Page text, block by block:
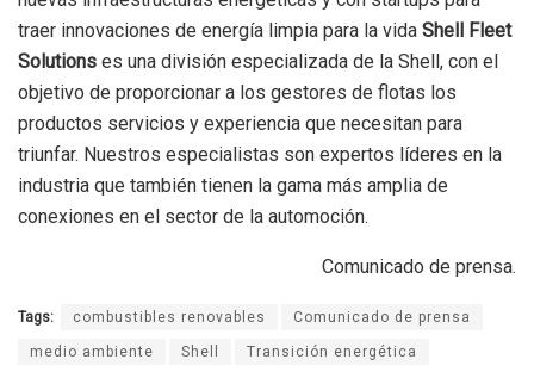
traer innovaciones de energía limpia para la vida Shell Fleet
Solutions es una división especializada de la Shell, con el
objetivo de proporcionar a los gestores de flotas los
productos servicios y experiencia que necesitan para
triunfar. Nuestros especialistas son expertos líderes en la
industria que también tienen la gama más amplia de
conexiones en el sector de la automoción.
Comunicado de prensa.
Tags: combustibles renovables Comunicado de prensa
medio ambiente Shell Transición energética